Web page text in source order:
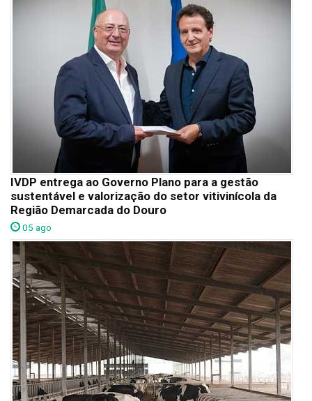
IVDP entrega ao Governo Plano para a gestão
sustentável e valorização do setor vitivinícola da
Região Demarcada do Douro
05 ago